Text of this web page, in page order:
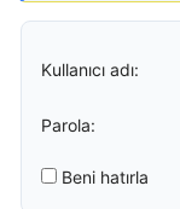
Kullanıcı adı:
Parola:
Beni hatırla